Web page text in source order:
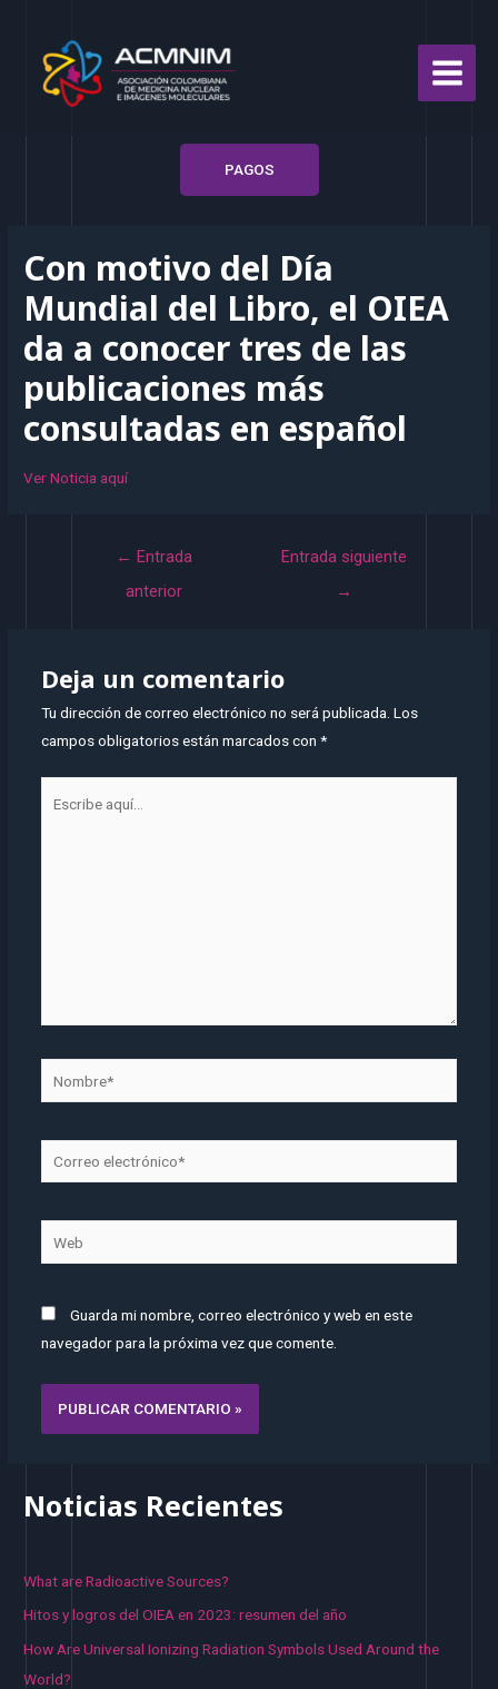
PAGOS
Con motivo del Día
Mundial del Libro, el OIEA
da a conocer tres de las
publicaciones más
consultadas en español
Ver Noticia aquí
← Entrada
anterior
Entrada siguiente
→
Deja un comentario
Tu dirección de correo electrónico no será publicada. Los
campos obligatorios están marcados con *
Guarda mi nombre, correo electrónico y web en este
navegador para la próxima vez que comente.
Noticias Recientes
What are Radioactive Sources?
Hitos y logros del OIEA en 2023: resumen del año
How Are Universal Ionizing Radiation Symbols Used Around the
World?